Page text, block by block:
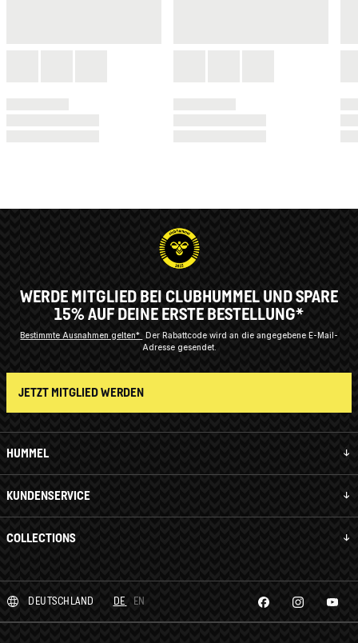
HUMMEL
KUNDENSERVICE
COLLECTIONS
WERDE MITGLIED BEI CLUBHUMMEL UND SPARE
15% AUF DEINE ERSTE BESTELLUNG*
Bestimmte Ausnahmen gelten* Der Rabattcode wird an die angegebene E-Mail-
Adresse gesendet.
JETZT MITGLIED WERDEN
DEUTSCHLAND DE EN